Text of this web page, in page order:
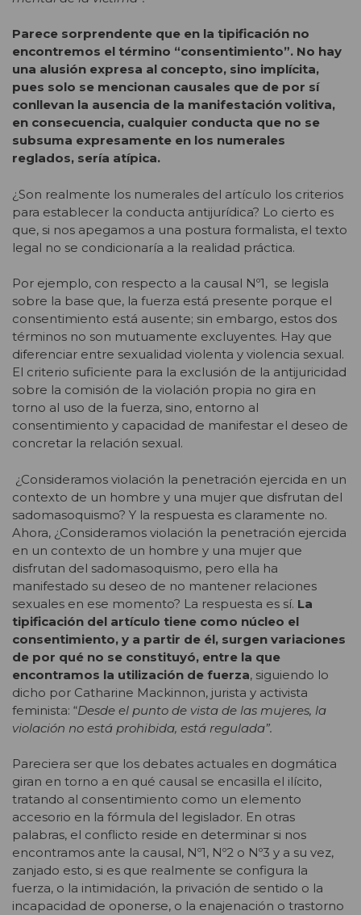
Parece sorprendente que en la tipificación no
encontremos el término “consentimiento”. No hay
una alusión expresa al concepto, sino implícita,
pues solo se mencionan causales que de por sí
conllevan la ausencia de la manifestación volitiva,
en consecuencia, cualquier conducta que no se
subsuma expresamente en los numerales
reglados, sería atípica.
¿Son realmente los numerales del artículo los criterios
para establecer la conducta antijurídica? Lo cierto es
que, si nos apegamos a una postura formalista, el texto
legal no se condicionaría a la realidad práctica.
Por ejemplo, con respecto a la causal Nº1, se legisla
sobre la base que, la fuerza está presente porque el
consentimiento está ausente; sin embargo, estos dos
términos no son mutuamente excluyentes. Hay que
diferenciar entre sexualidad violenta y violencia sexual.
El criterio suficiente para la exclusión de la antijuricidad
sobre la comisión de la violación propia no gira en
torno al uso de la fuerza, sino, entorno al
consentimiento y capacidad de manifestar el deseo de
concretar la relación sexual.
¿Consideramos violación la penetración ejercida en un
contexto de un hombre y una mujer que disfrutan del
sadomasoquismo? Y la respuesta es claramente no.
Ahora, ¿Consideramos violación la penetración ejercida
en un contexto de un hombre y una mujer que
disfrutan del sadomasoquismo, pero ella ha
manifestado su deseo de no mantener relaciones
sexuales en ese momento? La respuesta es sí. La
tipificación del artículo tiene como núcleo el
consentimiento, y a partir de él, surgen variaciones
de por qué no se constituyó, entre la que
encontramos la utilización de fuerza, siguiendo lo
dicho por Catharine Mackinnon, jurista y activista
feminista: “Desde el punto de vista de las mujeres, la
violación no está prohibida, está regulada”.
Pareciera ser que los debates actuales en dogmática
giran en torno a en qué causal se encasilla el ilícito,
tratando al consentimiento como un elemento
accesorio en la fórmula del legislador. En otras
palabras, el conflicto reside en determinar si nos
encontramos ante la causal, Nº1, Nº2 o Nº3 y a su vez,
zanjado esto, si es que realmente se configura la
fuerza, o la intimidación, la privación de sentido o la
incapacidad de oponerse, o la enajenación o trastorno